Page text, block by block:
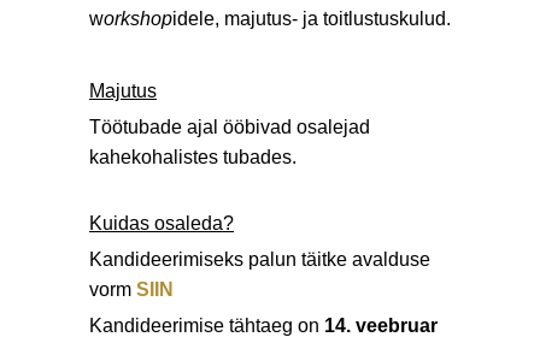
workshopidele, majutus- ja toitlustuskulud.
Majutus
Töötubade ajal ööbivad osalejad
kahekohalistes tubades.
Kuidas osaleda?
Kandideerimiseks palun täitke avalduse
vorm SIIN
Kandideerimise tähtaeg on 14. veebruar